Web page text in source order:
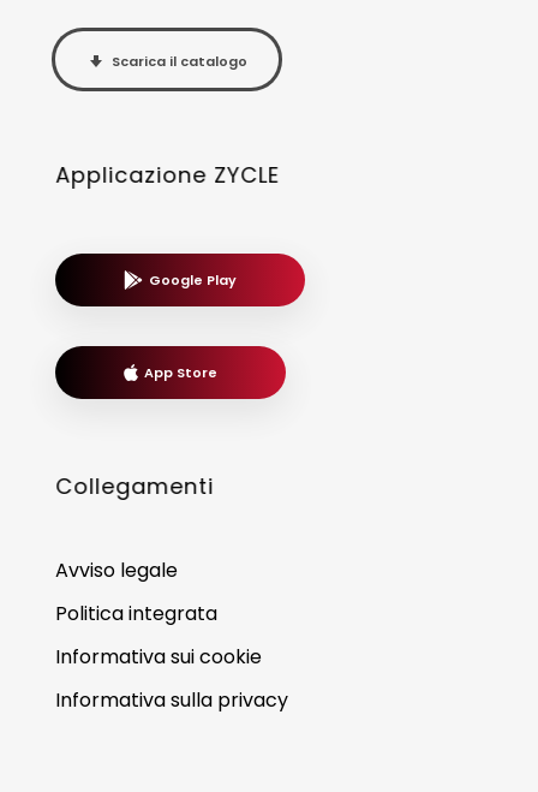
Scarica il catalogo
Applicazione ZYCLE
Google Play
App Store
Collegamenti
Avviso legale
Politica integrata
Informativa sui cookie
Informativa sulla privacy